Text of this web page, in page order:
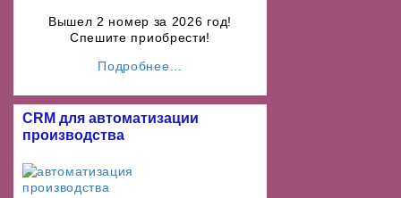
Вышел 2 номер за 2026 год!
Спешите приобрести!
Подробнее...
CRM для автоматизации
производства